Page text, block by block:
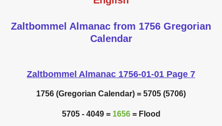
Zaltbommel Almanac from 1756 Gregorian
Calendar
Zaltbommel Almanac 1756-01-01 Page 7
1756 (Gregorian Calendar) = 5705 (5706)
5705 - 4049 = 1656= Flood